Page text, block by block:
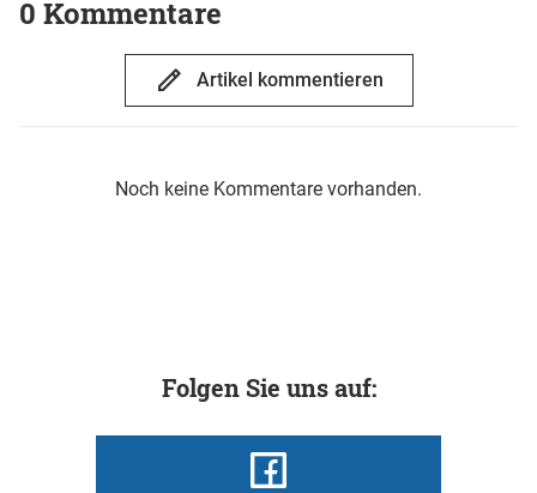
0 Kommentare
Artikel kommentieren
Noch keine Kommentare vorhanden.
Folgen Sie uns auf: